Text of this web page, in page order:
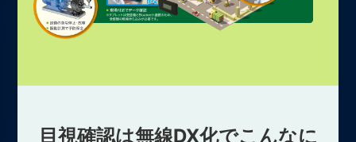
目視確認は無線DX化でこんなに